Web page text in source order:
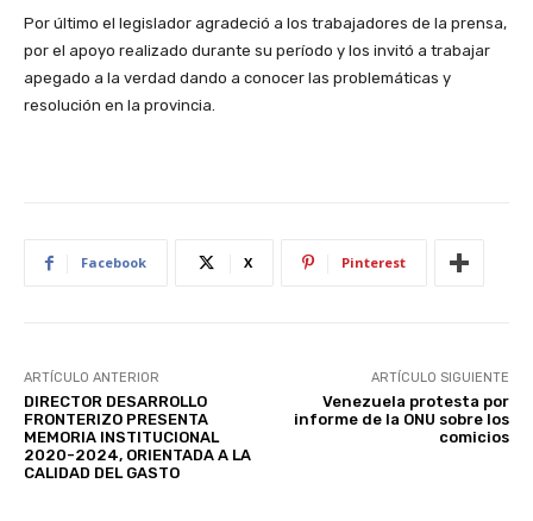
Por último el legislador agradeció a los trabajadores de la prensa,
por el apoyo realizado durante su período y los invitó a trabajar
apegado a la verdad dando a conocer las problemáticas y
resolución en la provincia.
Facebook X Pinterest
ARTÍCULO ANTERIOR
DIRECTOR DESARROLLO
FRONTERIZO PRESENTA
MEMORIA INSTITUCIONAL
2020-2024, ORIENTADA A LA
CALIDAD DEL GASTO
ARTÍCULO SIGUIENTE
Venezuela protesta por
informe de la ONU sobre los
comicios